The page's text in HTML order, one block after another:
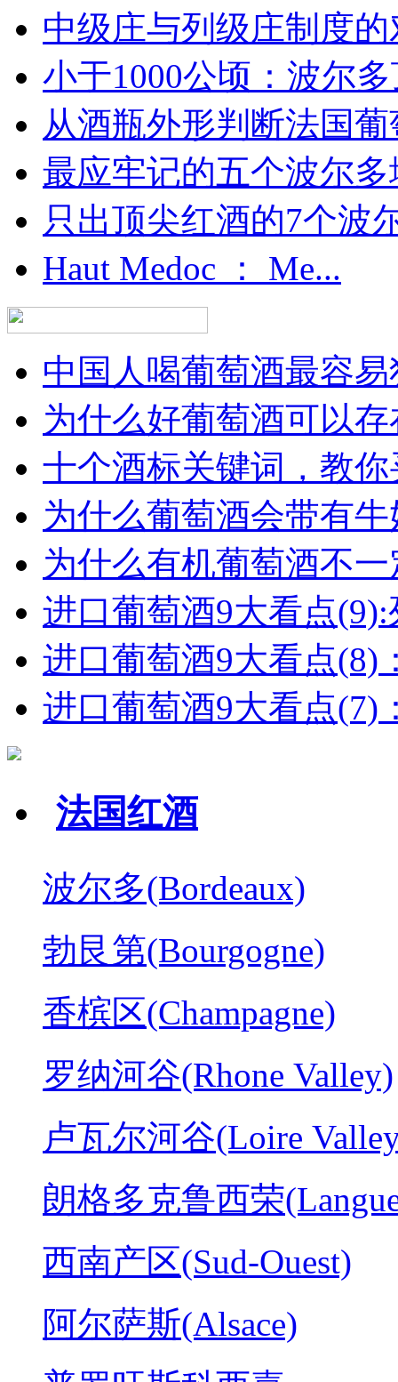
中级庄与列级庄制度
小于1000公顷：波尔
从酒瓶外形判断法国
最应牢记的五个波尔多
只出顶尖红酒的7个波
Haut Medoc ： Me...
中国人喝葡萄酒最容
为什么好葡萄酒可以
十个酒标关键词，教
为什么葡萄酒会带有
为什么有机葡萄酒不
进口葡萄酒9大看点(9):
进口葡萄酒9大看点(8)
进口葡萄酒9大看点(7)
法国红酒
波尔多(Bordeaux)
勃艮第(Bourgogne)
香槟区(Champagne)
罗纳河谷(Rhone Valley)
卢瓦尔河谷(Loire
朗格多克鲁西荣
西南产区(Sud-Ouest)
阿尔萨斯(Alsace)